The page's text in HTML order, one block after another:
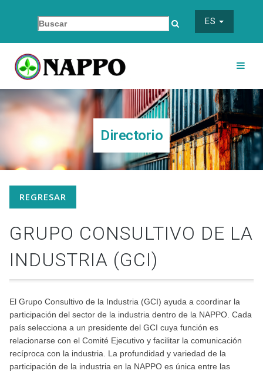
ES
Directorio
REGRESAR
GRUPO CONSULTIVO DE LA
INDUSTRIA (GCI)
El Grupo Consultivo de la Industria (GCI) ayuda a coordinar la
participación del sector de la industria dentro de la NAPPO. Cada
país selecciona a un presidente del GCI cuya función es
relacionarse con el Comité Ejecutivo y facilitar la comunicación
recíproca con la industria. La profundidad y variedad de la
participación de la industria en la NAPPO es única entre las